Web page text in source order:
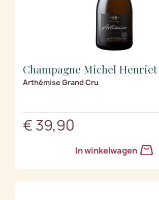
Champagne Michel Henriet
Arthémise Grand Cru
€ 39,90
In winkelwagen